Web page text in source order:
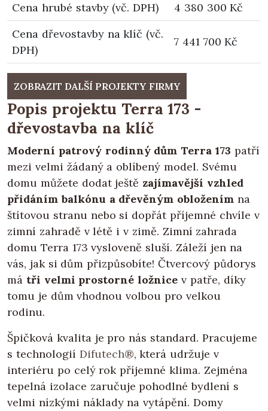
Cena hrubé stavby (vč. DPH)
4 380 300 Kč
Cena dřevostavby na klíč (vč.
DPH)
7 441 700 Kč
ZOBRAZIT DALŠÍ PROJEKTY FIRMY
Popis projektu Terra 173 -
dřevostavba na klíč
Moderní patrový rodinný dům Terra 173 patří
mezi velmi žádaný a oblíbený model. Svému
domu můžete dodat ještě zajímavější vzhled
přidáním balkónu a dřevěným obložením na
štítovou stranu nebo si dopřát příjemné chvíle v
zimní zahradě v létě i v zimě. Zimní zahrada
domu Terra 173 vysloveně sluší. Záleží jen na
vás, jak si dům přizpůsobíte! Čtvercový půdorys
má tři velmi prostorné ložnice v patře, díky
tomu je dům vhodnou volbou pro velkou
rodinu.
Špičková kvalita je pro nás standard. Pracujeme
s technologií Difutech®, která udržuje v
interiéru po celý rok příjemné klima. Zejména
tepelná izolace zaručuje pohodlné bydlení s
velmi nízkými náklady na vytápění. Domy